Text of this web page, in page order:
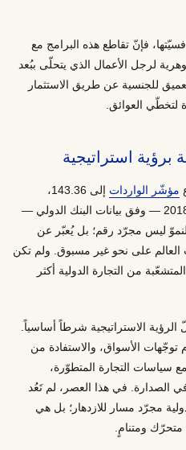
فإنّ تقاطع هذه البرامج مع
لرجل الأعمال الذي يتحلّى ببُعد
للجنسية عن طريق الاستثمار
لتخطّي العوائق.
برؤية استراتيجية
مؤشّر الواردات
إلى 143.36،
إلى 167.76 في 2018 — وفق بيانات البنك الدولي —
النموّ ليس مجرّد رقم؛ بل يُعبّر عن
العالم على نحو غير مسبوق. ولم تكن
من التجارة الدولية أكثر
الرؤية الاستراتيجية شرطاً أساسياً.
توجّهات الأسواق، والاستفادة من
سياسات التجارة المتطوّرة،
في الصدارة. في هذا العصر، لم تَعُد
مجرّد مسار للازدهار؛ بل هي
ومتنامٍ.